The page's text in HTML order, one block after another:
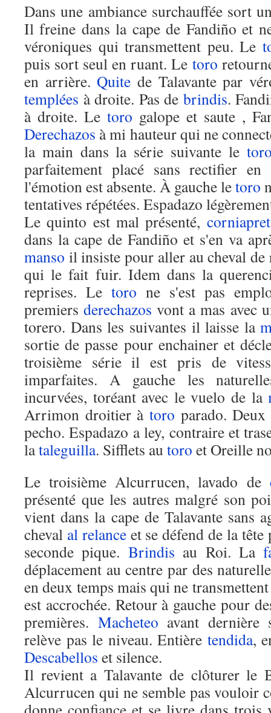
Dans une ambiance surchauffée sort
Il freine dans la cape de Fandiño et
véroniques qui transmettent peu. Le
puis sort seul en ruant. Le toro
en arrière.Quite de Talavante par
templées à droite. Pas de brindis.
à droite. Le toro galope et saute ,
Derechazos à mi hauteur qui ne
la main dans la série suivante le
parfaitement placé sans rectifier
l'émotion est absente. À gauche letoro
tentatives répétées. Espadazo
Le quinto est mal présenté,
dans la cape de Fandiño et s'en va
manso il insiste pour aller au cheval
qui le fait fuir. Idem dans la
reprises. Le toro ne s'est pas
premiersderechazos vont a mas avec
torero. Dans les suivantes il laisse la
sortie de passe pour enchainer et
troisième série il est pris de
imparfaites. A gauche les
incurvées, toréant avec le vuelo de la
Arrimon droitier à toro parado.
pecho. Espadazo a ley, contraire et
lataleguilla. Sifflets au toro et Oreille
Le troisième Alcurrucen, lavado de
présenté que les autres malgré son
vient dans la cape de Talavante sans
cheval al relanceet se défend de la
seconde pique. Brindis au Roi. La
déplacement au centre par des
en deux temps mais qui ne
est accrochée. Retour à gauche pour
premières. Macheteo avant
relève pas le niveau. Entière tendida,
Descabellos et silence.
Il revient a Talavante de clôturer le
Alcurrucen qui ne semble pas vouloir